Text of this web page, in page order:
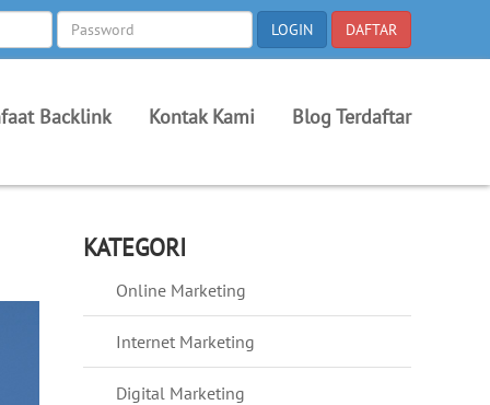
Backlink Kontak Kami Blog Terdaftar
KATEGORI
Online Marketing
Internet Marketing
Digital Marketing